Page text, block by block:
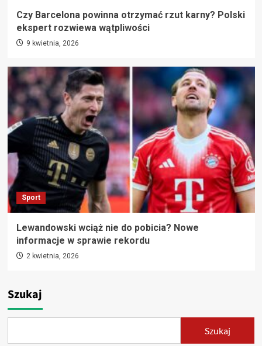
Czy Barcelona powinna otrzymać rzut karny? Polski
ekspert rozwiewa wątpliwości
9 kwietnia, 2026
Sport
Lewandowski wciąż nie do pobicia? Nowe
informacje w sprawie rekordu
2 kwietnia, 2026
Szukaj
Szukaj